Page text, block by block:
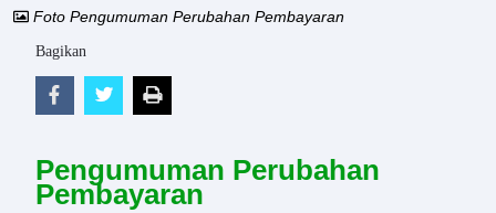
Foto Pengumuman Perubahan Pembayaran
Bagikan
Pengumuman Perubahan
Pembayaran